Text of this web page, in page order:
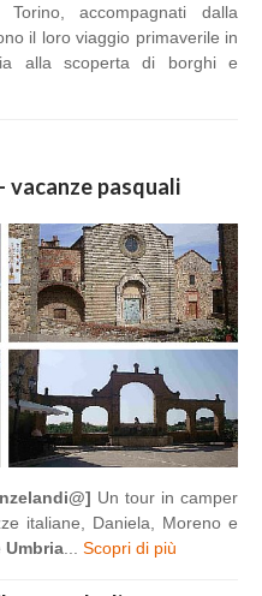
accompagnati dalla
il loro viaggio primaverile in
alla scoperta di borghi e
vacanze pasquali
Un tour in camper
italiane, Daniela, Moreno e
Umbria Scopri di più